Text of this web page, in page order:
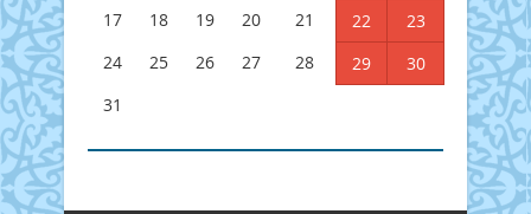
17
18 19 20 21 22
23
24
25 26 27 28 29
30
31